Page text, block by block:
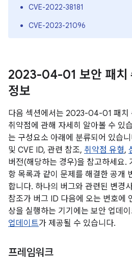
CVE-2022-38181
CVE-2023-21096
2023-04-01 보안 패치
정보
다음 섹션에서는 2023-04-01 패치
취약점에 관해 자세히 알아볼 수 있
는 구성요소 아래에 분류되어 있습
및 CVE ID, 관련 참조, 취약점 유형,
버전(해당하는 경우)을 참고하세요.
항 목록과 같이 문제를 해결한 공개
합니다. 하나의 버그와 관련된 변경
참조가 버그 ID 다음에 오는 번호에
상을 실행하는 기기에는 보안 업데
업데이트가 제공될 수 있습니다.
프레임워크